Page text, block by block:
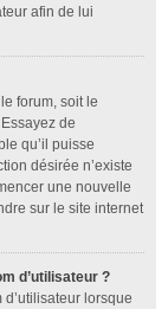
afin de lui
forum, soit le
de
qu’il puisse
désirée n’existe
une nouvelle
sur le site internet
d’utilisateur ?
lorsque